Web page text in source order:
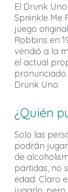
El Drunk
Spriinkle Me
juego
Robbins en
vendió a la
el actual
Drunk Uno.
¿Quién
Solo las
podrán
de
partidas, no
edad. Claro